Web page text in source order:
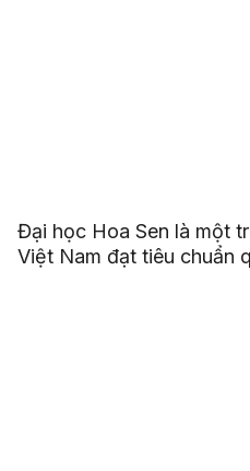
Đại học Hoa Sen là một
Việt Nam đạt tiêu chuẩn